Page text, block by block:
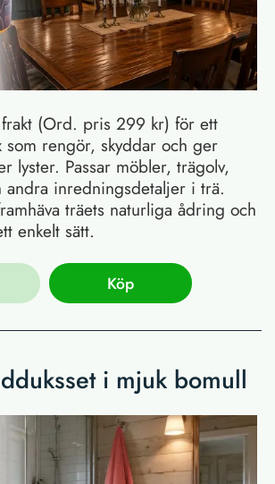
(Ord. pris 299 kr) för ett
som rengör, skyddar och ger
lyster. Passar möbler, trägolv,
andra inredningsdetaljer i trä.
träets naturliga ådring och
enkelt sätt.
Köp
i mjuk bomull